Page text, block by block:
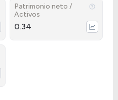
Patrimonio neto /
Activos
0.34